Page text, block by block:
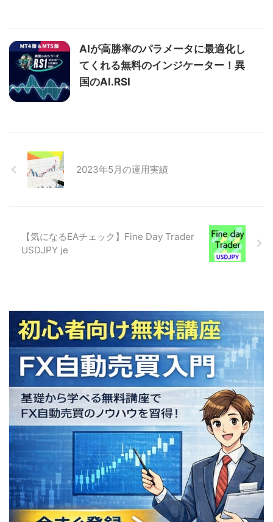
AIが高勝率のパラメータに最適化し
てくれる無料のインジケーター！異
国のAI.RSI
2023年5月の運用実績
【気になるEAチェック】Fine Day Trader
USDJPY je